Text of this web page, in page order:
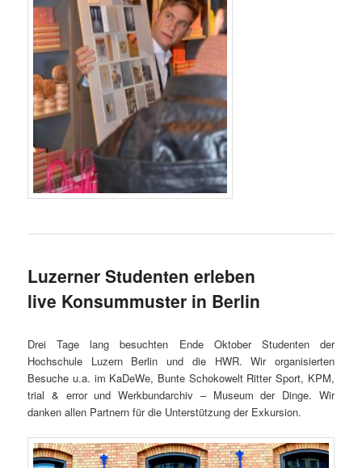
Luzerner Studenten erleben
live Konsummuster in Berlin
Drei Tage lang besuchten Ende Oktober Studenten der
Hochschule Luzern Berlin und die HWR. Wir organisierten
Besuche u.a. im KaDeWe, Bunte Schokowelt Ritter Sport, KPM,
trial & error und Werkbundarchiv – Museum der Dinge. Wir
danken allen Partnern für die Unterstützung der Exkursion.